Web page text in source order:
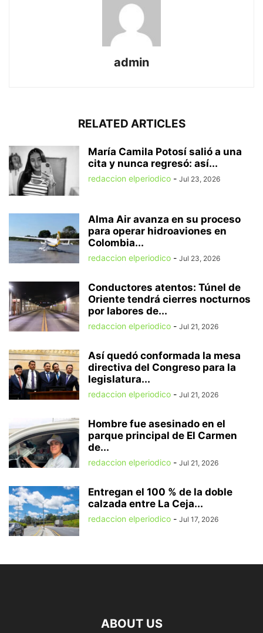
admin
RELATED ARTICLES
María Camila Potosí salió a una
cita y nunca regresó: así...
redaccion elperiodico - Jul 23, 2026
Alma Air avanza en su proceso
para operar hidroaviones en
Colombia...
redaccion elperiodico - Jul 23, 2026
Conductores atentos: Túnel de
Oriente tendrá cierres nocturnos
por labores de...
redaccion elperiodico - Jul 21, 2026
Así quedó conformada la mesa
directiva del Congreso para la
legislatura...
redaccion elperiodico - Jul 21, 2026
Hombre fue asesinado en el
parque principal de El Carmen
de...
redaccion elperiodico - Jul 21, 2026
Entregan el 100 % de la doble
calzada entre La Ceja...
redaccion elperiodico - Jul 17, 2026
ABOUT US